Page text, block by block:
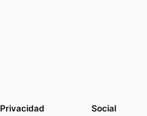
Privacidad Social